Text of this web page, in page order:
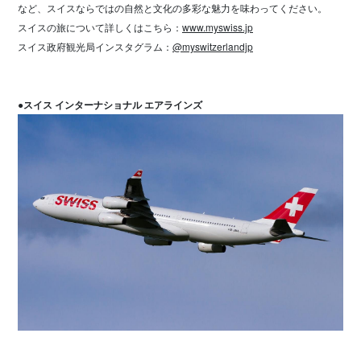
など、スイスならではの自然と文化の多彩な魅力を味わってください。
スイスの旅について詳しくはこちら： www.myswiss.jp
スイス政府観光局インスタグラム： @myswitzerlandjp
●スイス インターナショナル エアラインズ